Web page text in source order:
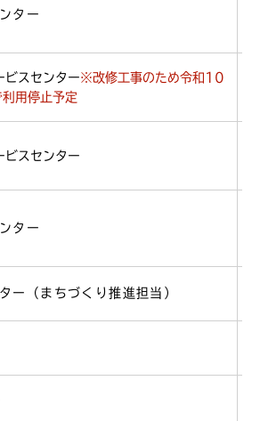
ター
ビスセンター※改修工事のため令和10
用停止予定
ビスセンター
ター
ー（まちづくり推進担当）